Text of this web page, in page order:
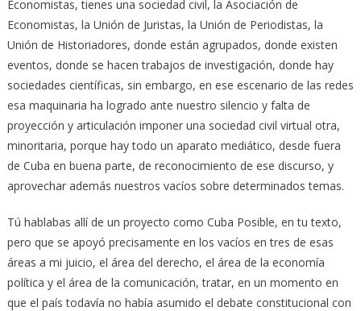
Economistas, tienes una sociedad civil, la Asociación de
Economistas, la Unión de Juristas, la Unión de Periodistas, la
Unión de Historiadores, donde están agrupados, donde existen
eventos, donde se hacen trabajos de investigación, donde hay
sociedades científicas, sin embargo, en ese escenario de las redes
esa maquinaria ha logrado ante nuestro silencio y falta de
proyección y articulación imponer una sociedad civil virtual otra,
minoritaria, porque hay todo un aparato mediático, desde fuera
de Cuba en buena parte, de reconocimiento de ese discurso, y
aprovechar además nuestros vacíos sobre determinados temas.
Tú hablabas allí de un proyecto como Cuba Posible, en tu texto,
pero que se apoyó precisamente en los vacíos en tres de esas
áreas a mi juicio, el área del derecho, el área de la economía
política y el área de la comunicación, tratar, en un momento en
que el país todavía no había asumido el debate constitucional con